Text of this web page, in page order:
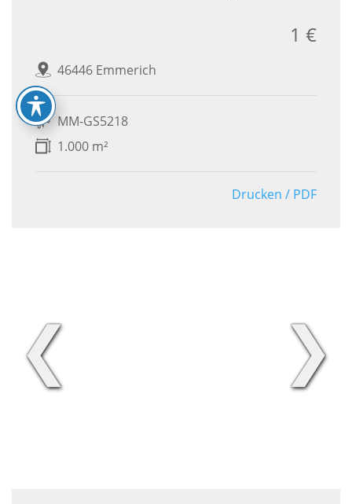
46446 Emmerich
1 €
MM-GS5218
1.000 m²
Drucken / PDF
❮ ❯